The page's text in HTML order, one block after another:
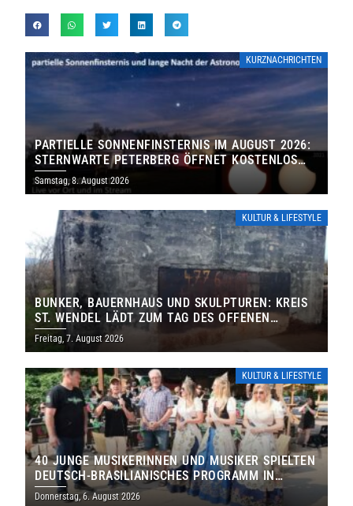
KURZNACHRICHTEN
PARTIELLE SONNENFINSTERNIS IM AUGUST 2026:
STERNWARTE PETERBERG ÖFFNET KOSTENLOS
IHRE TORE
Samstag, 8. August 2026
KULTUR & LIFESTYLE
BUNKER, BAUERNHAUS UND SKULPTUREN: KREIS
ST. WENDEL LÄDT ZUM TAG DES OFFENEN
DENKMALS EIN
Freitag, 7. August 2026
KULTUR & LIFESTYLE
40 JUNGE MUSIKERINNEN UND MUSIKER SPIELTEN
DEUTSCH-BRASILIANISCHES PROGRAMM IN
THOLEY
Donnerstag, 6. August 2026